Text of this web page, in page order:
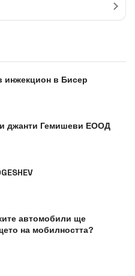
инжекцион в Бисер
джанти Гемишеви ЕООД
автомобили ще
на мобилността?